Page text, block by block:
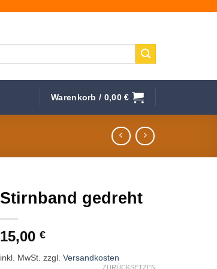
Warenkorb / 0,00€
Stirnband gedreht
15,00€
inkl. MwSt. zzgl.Versandkosten
ZURÜCKSETZEN